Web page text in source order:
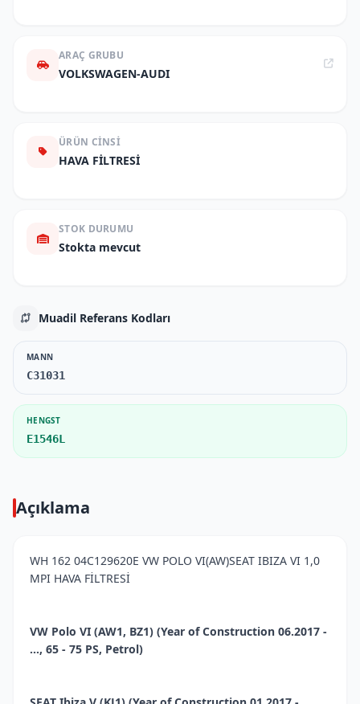
ARAÇ GRUBU
VOLKSWAGEN-AUDI
ÜRÜN CINSI
HAVA FİLTRESİ
STOK DURUMU
Stokta mevcut
Muadil Referans Kodları
MANN
C31031
HENGST
E1546L
Açıklama
WH 162 04C129620E VW POLO VI(AW)SEAT IBIZA VI 1,0
MPI HAVA FİLTRESİ
VW Polo VI (AW1, BZ1) (Year of Construction 06.2017 -
..., 65 - 75 PS, Petrol)